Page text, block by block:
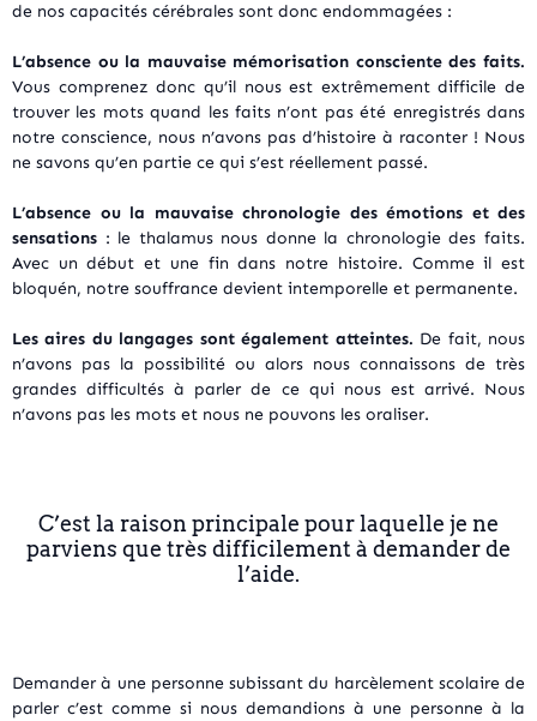
de nos capacités cérébrales sont donc endommagées :
L’absence ou la mauvaise mémorisation consciente des faits.
Vous comprenez donc qu’il nous est extrêmement difficile de
trouver les mots quand les faits n’ont pas été enregistrés dans
notre conscience, nous n’avons pas d’histoire à raconter ! Nous
ne savons qu’en partie ce qui s’est réellement passé.
L’absence ou la mauvaise chronologie des émotions et des
sensations : le thalamus nous donne la chronologie des faits.
Avec un début et une fin dans notre histoire. Comme il est
bloquén, notre souffrance devient intemporelle et permanente.
Les aires du langages sont également atteintes. De fait, nous
n’avons pas la possibilité ou alors nous connaissons de très
grandes difficultés à parler de ce qui nous est arrivé. Nous
n’avons pas les mots et nous ne pouvons les oraliser.
C’est la raison principale pour laquelle je ne
parviens que très difficilement à demander de
l’aide.
Demander à une personne subissant du harcèlement scolaire de
parler c’est comme si nous demandions à une personne à la